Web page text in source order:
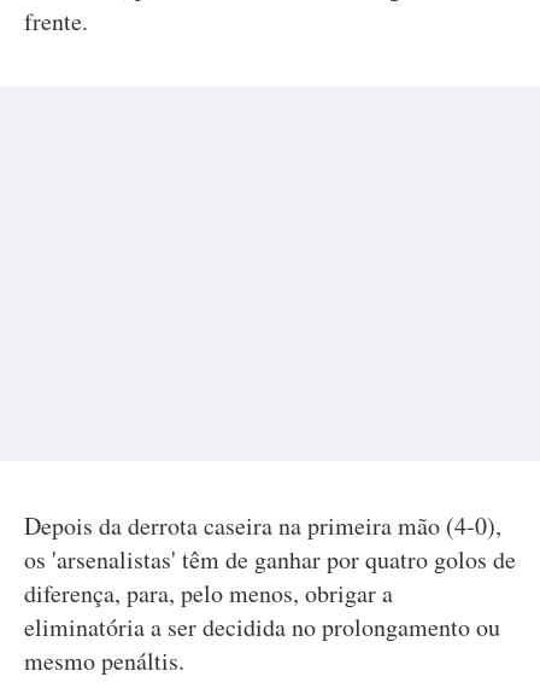
frente.
Depois da derrota caseira na primeira mão (4-0),
os 'arsenalistas' têm de ganhar por quatro golos de
diferença, para, pelo menos, obrigar a
eliminatória a ser decidida no prolongamento ou
mesmo penáltis.